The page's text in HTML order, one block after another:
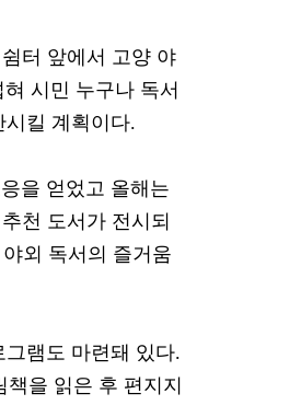
터 앞에서 고양 야
시민 누구나 독서
킬 계획이다.
을 얻었고 올해는
천 도서가 전시되
외 독서의 즐거움
램도 마련돼 있다.
책을 읽은 후 편지지